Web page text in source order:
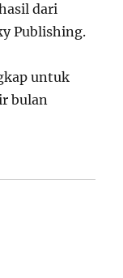
dari
Publishing.
untuk
bulan